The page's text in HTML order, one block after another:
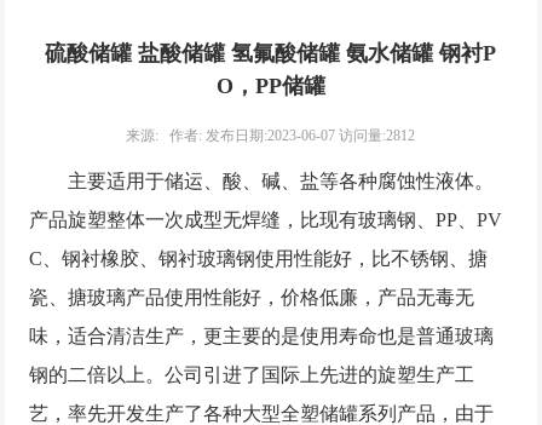
硫酸储罐 盐酸储罐 氢氟酸储罐 氨水储罐 钢衬P
O，PP储罐
来源: 作者: 发布日期:2023-06-07 访问量:2812
主要适用于储运、酸、碱、盐等各种腐蚀性液体。
产品旋塑整体一次成型无焊缝，比现有玻璃钢、PP、PV
C、钢衬橡胶、钢衬玻璃钢使用性能好，比不锈钢、搪
瓷、搪玻璃产品使用性能好，价格低廉，产品无毒无
味，适合清洁生产，更主要的是使用寿命也是普通玻璃
钢的二倍以上。公司引进了国际上先进的旋塑生产工
艺，率先开发生产了各种大型全塑储罐系列产品，由于